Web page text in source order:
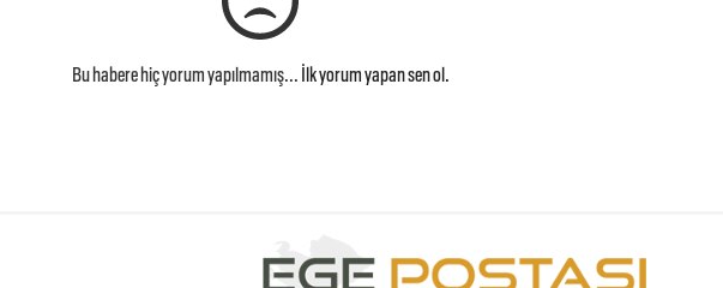
Bu habere hiç yorum yapılmamış... İlk yorum yapan sen ol.